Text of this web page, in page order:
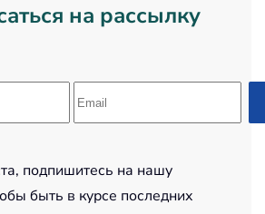
на рассылку
подпишитесь на нашу
быть в курсе последних